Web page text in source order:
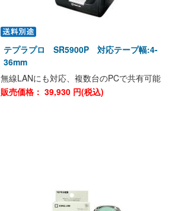
テプラプロ SR5900P 対応テープ幅:4-
36mm
無線LANにも対応、複数台のPCで共有可能
販売価格： 39,930 円(税込)